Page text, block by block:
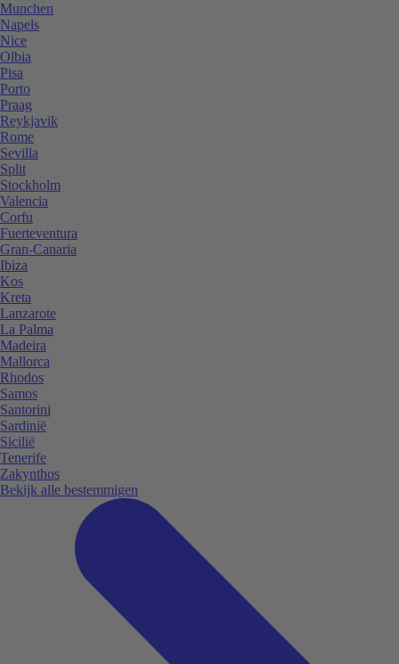
Munchen
Napels
Nice
Olbia
Pisa
Porto
Praag
Reykjavik
Rome
Sevilla
Split
Stockholm
Valencia
Corfu
Fuerteventura
Gran-Canaria
Ibiza
Kos
Kreta
Lanzarote
La Palma
Madeira
Mallorca
Rhodos
Samos
Santorini
Sardinië
Sicilië
Tenerife
Zakynthos
Bekijk alle bestemmigen